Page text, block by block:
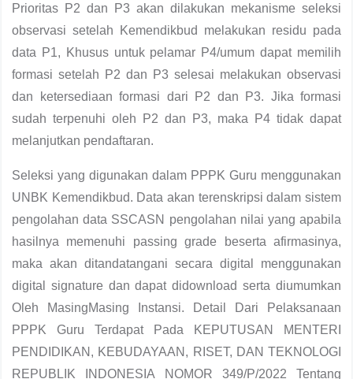
Prioritas P2 dan P3 akan dilakukan mekanisme seleksi
observasi setelah Kemendikbud melakukan residu pada
data P1, Khusus untuk pelamar P4/umum dapat memilih
formasi setelah P2 dan P3 selesai melakukan observasi
dan ketersediaan formasi dari P2 dan P3. Jika formasi
sudah terpenuhi oleh P2 dan P3, maka P4 tidak dapat
melanjutkan pendaftaran.
Seleksi yang digunakan dalam PPPK Guru menggunakan
UNBK Kemendikbud. Data akan terenskripsi dalam sistem
pengolahan data SSCASN pengolahan nilai yang apabila
hasilnya memenuhi passing grade beserta afirmasinya,
maka akan ditandatangani secara digital menggunakan
digital signature dan dapat didownload serta diumumkan
Oleh MasingMasing Instansi. Detail Dari Pelaksanaan
PPPK Guru Terdapat Pada KEPUTUSAN MENTERI
PENDIDIKAN, KEBUDAYAAN, RISET, DAN TEKNOLOGI
REPUBLIK INDONESIA NOMOR 349/P/2022 Tentang